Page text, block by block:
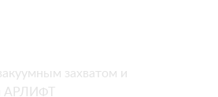
захватом и
АРЛИФТ